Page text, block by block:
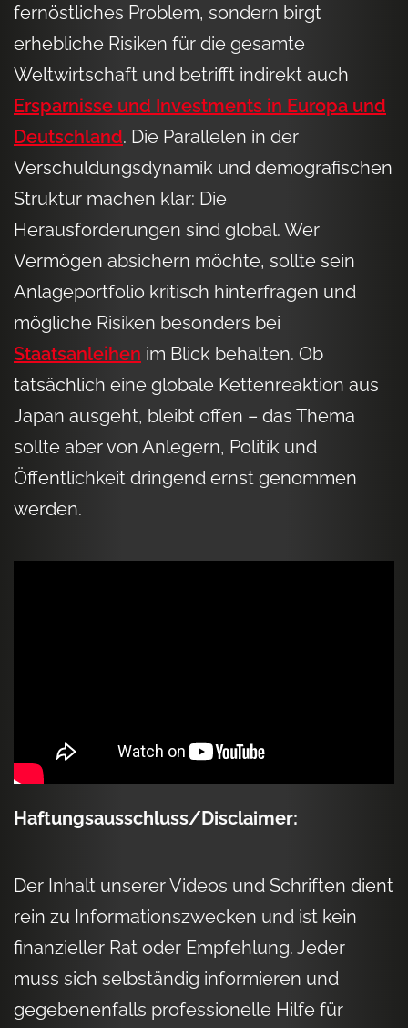
fernöstliches Problem, sondern birgt
erhebliche Risiken für die gesamte
Weltwirtschaft und betrifft indirekt auch
Ersparnisse und Investments in Europa und
Deutschland. Die Parallelen in der
Verschuldungsdynamik und demografischen
Struktur machen klar: Die
Herausforderungen sind global. Wer
Vermögen absichern möchte, sollte sein
Anlageportfolio kritisch hinterfragen und
mögliche Risiken besonders bei
Staatsanleihen im Blick behalten. Ob
tatsächlich eine globale Kettenreaktion aus
Japan ausgeht, bleibt offen – das Thema
sollte aber von Anlegern, Politik und
Öffentlichkeit dringend ernst genommen
werden.
Haftungsausschluss/Disclaimer:
Der Inhalt unserer Videos und Schriften dient
rein zu Informationszwecken und ist kein
finanzieller Rat oder Empfehlung. Jeder
muss sich selbständig informieren und
gegebenenfalls professionelle Hilfe für